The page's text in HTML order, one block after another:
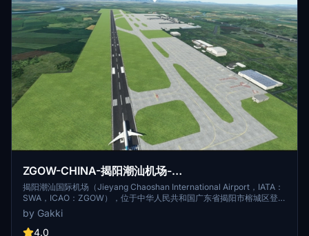
ZGOW-CHINA-揭阳潮汕机场-
jieyangchaoshanAirport
揭阳潮汕国际机场（Jieyang Chaoshan International Airport，IATA：
SWA，ICAO：ZGOW），位于中华人民共和国广东省揭阳市榕城区登岗
镇，距揭阳市中心约37千米，地处汕头、潮州、揭阳三城的中心位置，
为4E级国际机场、中国南部沿海地区重要的干线机场、汕头外砂机场的
迁建机场，是连接“21世纪海上丝绸之路”的重要空中节点，为广东省东翼
by Gakki
4.0